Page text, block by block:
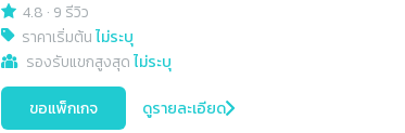
4.8 · 9 รีวิว
ราคาเริ่มต้นไม่ระบุ
รองรับแขกสูงสุดไม่ระบุ
ขอแพ็กเกจ ดูรายละเอียด